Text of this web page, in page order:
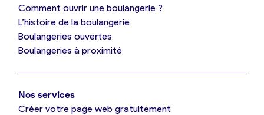
Mes tarifs
Je référence ma boulangerie (gratuit)
Comment ouvrir une boulangerie ?
L’histoire de la boulangerie
Boulangeries ouvertes
Boulangeries à proximité
Nos services
Créer votre page web gratuitement